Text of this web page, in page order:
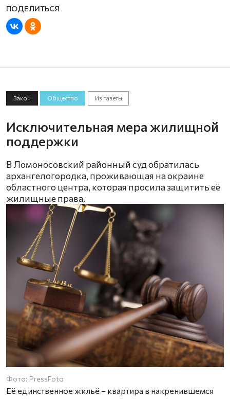
Закон Общество Из газеты
Исключительная мера жилищной
поддержки
В Ломоносовский районный суд обратилась
архангелогородка, проживающая на окраине
областного центра, которая просила защитить её
жилищные права.
Фото: PressFoto
Её единственное жильё – квартира в накренившемся